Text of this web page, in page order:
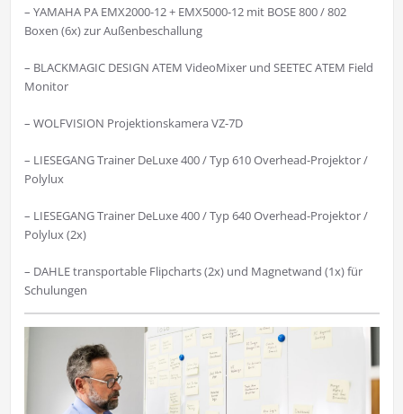
– YAMAHA PA EMX2000-12 + EMX5000-12 mit BOSE 800 / 802
Boxen (6x) zur Außenbeschallung
– BLACKMAGIC DESIGN ATEM VideoMixer und SEETEC ATEM Field
Monitor
– WOLFVISION Projektionskamera VZ-7D
– LIESEGANG Trainer DeLuxe 400 / Typ 610 Overhead-Projektor /
Polylux
– LIESEGANG Trainer DeLuxe 400 / Typ 640 Overhead-Projektor /
Polylux (2x)
– DAHLE transportable Flipcharts (2x) und Magnetwand (1x) für
Schulungen